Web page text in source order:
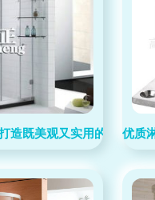
造既美观又实用的淋浴空
优质